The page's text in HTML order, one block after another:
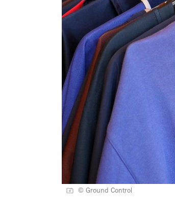
© Ground Control